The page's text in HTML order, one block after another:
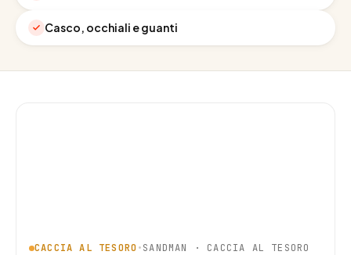
Casco, occhiali e guanti
CACCIA AL TESORO •SANDMAN · CACCIA AL TESORO